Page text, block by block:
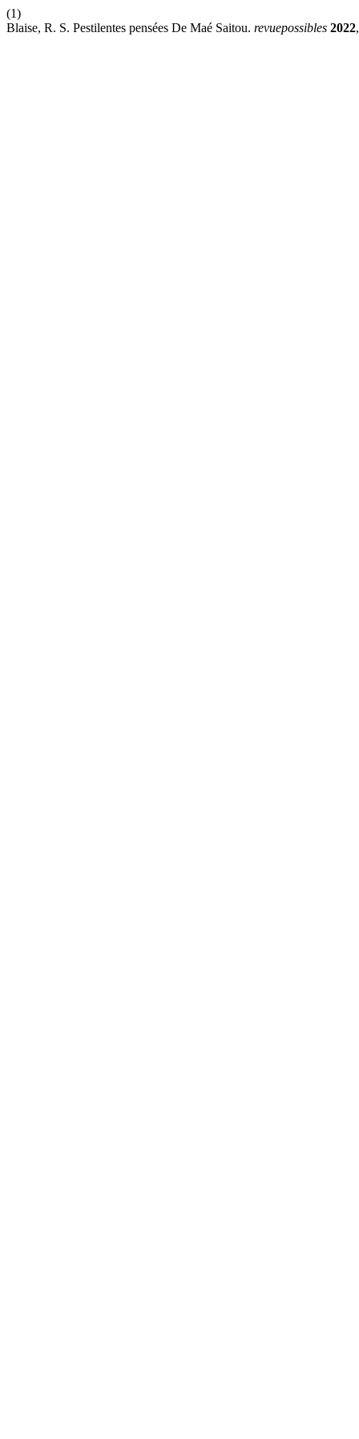
(1)
Blaise, R. S. Pestilentes pensées De Maé Saitou. revuepossibles 2022